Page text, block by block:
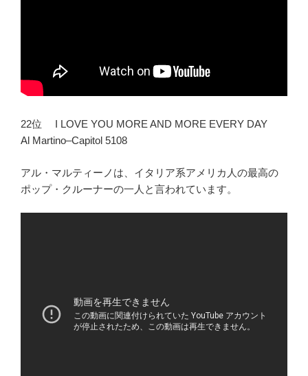
22位 I LOVE YOU MORE AND MORE EVERY DAY
Al Martino–Capitol 5108
アル・マルティーノは、イタリア系アメリカ人の最高の
ポップ・クルーナーの一人と言われています。